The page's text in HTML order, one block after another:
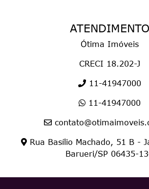
ATENDIMENTO
Ótima Imóveis
CRECI 18.202-J
11-41947000
11-41947000
Rua Basílio Machado, 51 B -
Barueri/SP 06435-